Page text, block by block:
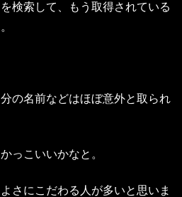
検索して、もう取得されている
の名前などはほぼ意外と取られ
っこいいかなと。
さにこだわる人が多いと思いま